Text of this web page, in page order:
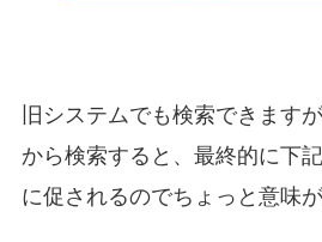
旧システムでも検索できます
から検索すると、最終的に下
に促されるのでちょっと意味